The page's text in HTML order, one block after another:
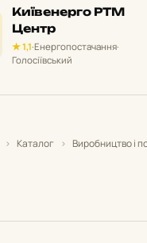
Київенерго РТМ
Центр
★ 1,1·Енергопостачання·
Голосіївський
› Каталог › Виробництво і